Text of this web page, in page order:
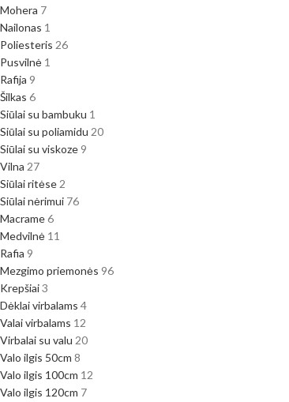
Mohera 7
Nailonas 1
Poliesteris 26
Pusvilnė 1
Rafija 9
Šilkas 6
Siūlai su bambuku 1
Siūlai su poliamidu 20
Siūlai su viskoze 9
Vilna 27
Siūlai ritėse 2
Siūlai nėrimui 76
Macrame6
Medvilnė 11
Rafia 9
Mezgimo priemonės 96
Krepšiai3
Dėklai virbalams 4
Valai virbalams 12
Virbalai su valu 20
Valo ilgis 50cm 8
Valo ilgis 100cm 12
Valo ilgis 120cm 7